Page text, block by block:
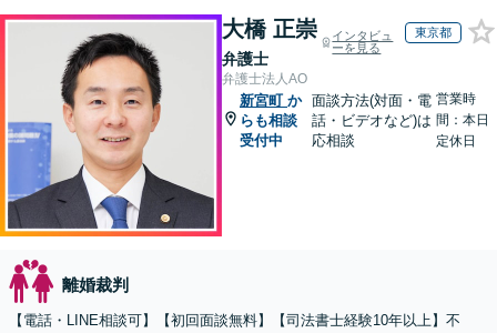
大橋 正崇
弁護士
インタビュ
ーを見る
東京都
弁護士法人AO
新宮町 か
らも相談
受付中
面談方法(対面・電
話・ビデオなど)は
応相談
営業時
間：本日
定休日
離婚裁判
【電話・LINE相談可】【初回面談無料】【司法書士経験10年以上】不